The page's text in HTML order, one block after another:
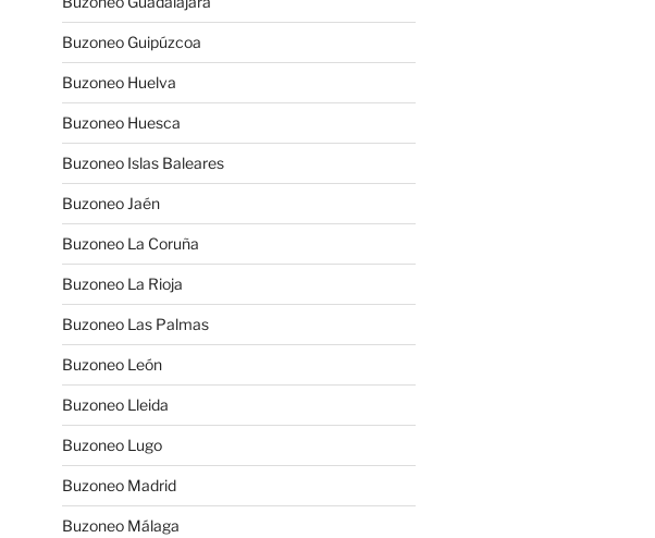
Buzoneo Guipúzcoa
Buzoneo Huelva
Buzoneo Huesca
Buzoneo Islas Baleares
Buzoneo Jaén
Buzoneo La Coruña
Buzoneo La Rioja
Buzoneo Las Palmas
Buzoneo León
Buzoneo Lleida
Buzoneo Lugo
Buzoneo Madrid
Buzoneo Málaga